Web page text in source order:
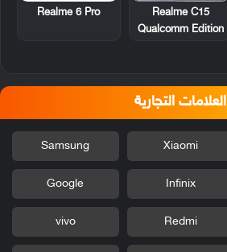
Realme C15
Qualcomm Edition
Realme 6 Pro
العلامات التجارية
Xiaomi
Samsung
Infinix
Google
Redmi
vivo